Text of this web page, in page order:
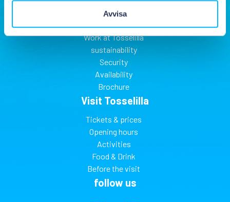
Avvisa
About Tosselilla
Find to Tosselilla
Work at Tosselilla
sustainability
Security
Availability
Brochure
Visit Tosselilla
Tickets & prices
Opening hours
Activities
Food & Drink
Before the visit
follow us